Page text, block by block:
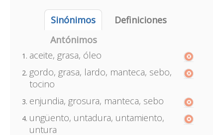
Sinónimos
Definiciones
Antónimos
aceite, grasa, óleo
gordo, grasa, lardo, manteca, sebo,
tocino
enjundia, grosura, manteca, sebo
ungüento, untadura, untamiento,
untura